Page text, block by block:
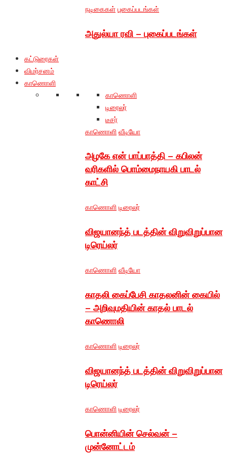
நடிகைகள் புகைப்படங்கள்
அதுல்யா ரவி – புகைப்படங்கள்
கட்டுரைகள்
விமர்சனம்
காணொளி
காணொளி
டிரைலர்
டீசர்
காணொளி வீடியோ
அழகே என் பாப்பாத்தி – கபிலன்
வரிகளில் பொம்மைநாயகி பாடல்
காட்சி
காணொளி டிரைலர்
விஜயானந்த் படத்தின் விறுவிறுப்பான
டிரெய்லர்
காணொளி வீடியோ
காதலி கைப்பேசி காதலனின் கையில்
– அறிவுமதியின் காதல் பாடல்
காணொலி
காணொளி டிரைலர்
விஜயானந்த் படத்தின் விறுவிறுப்பான
டிரெய்லர்
காணொளி டிரைலர்
பொன்னியின் செல்வன் –
முன்னோட்டம்